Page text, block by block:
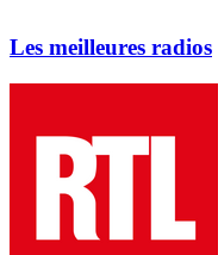
Les meilleures radios